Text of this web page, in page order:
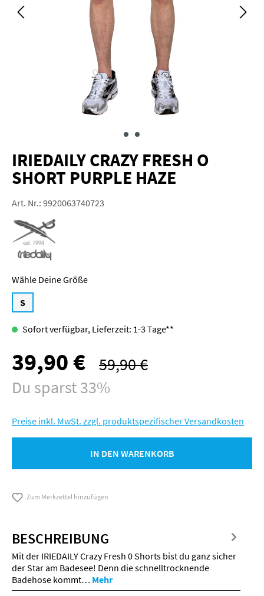
IRIEDAILY CRAZY FRESH O
SHORT PURPLE HAZE
Art. Nr.: 9920063740723
Größe
S
Sofort verfügbar, Lieferzeit: 1-3 Tage**
Verkaufspreis:
39,90 € Regulärer Preis:
59,90 €
Du sparst 33%
Preise inkl. MwSt. zzgl. produktspezifischer Versandkosten
IN DEN WARENKORB
Zum Merkzettel hinzufügen
BESCHREIBUNG
Mit der IRIEDAILY Crazy Fresh 0 Shorts bist du ganz sicher
der Star am Badesee! Denn die schnelltrocknende
Badehose kommt… Mehr